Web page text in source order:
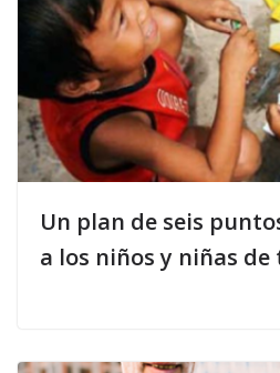
Un plan de seis
a los niños y niñas